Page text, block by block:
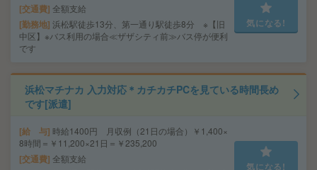
交通費 全額支給
勤務地 浜松駅徒歩13分、第一通り駅徒歩8分 ※【旧
中区】※バス利用の場合≪ザザシティ前≫バス停が便利
です
気になる!
浜松マチナカ 入力対応＊カチカチPCを見ている時間長め
です[派遣]
給 与 時給1400円 月収例（21日の場合）￥1,400×
8時間＝￥11,200×21日＝￥235,200
交通費 全額支給
気になる!